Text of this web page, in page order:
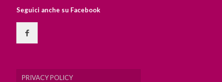
Seguici anche su Facebook
PRIVACY POLICY